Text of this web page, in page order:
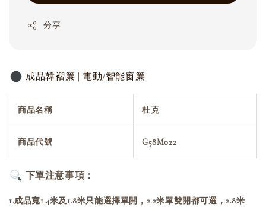
分享
成品韓褶簾 | 電動/智能窗簾
商品名稱 杜克
商品代號 G58M022
下單注意事項：
1.成品寬1.4米及1.8米只能選擇單開，2.2米單雙開都可選，2.8米